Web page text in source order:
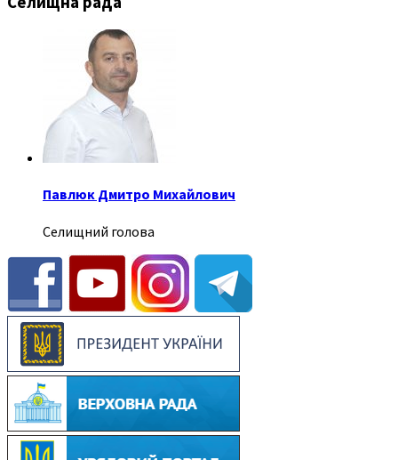
Павлюк Дмитро Михайлович
Селищний голова